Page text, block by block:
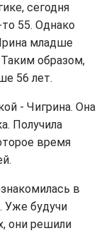
сегодня
55. Однако
младше
образом,
56 лет.
- Чигрина. Она
Получила
время
в
Уже будучи
они решили